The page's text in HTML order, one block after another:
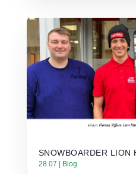
SNOWBOARDER LION
28.07
Blog